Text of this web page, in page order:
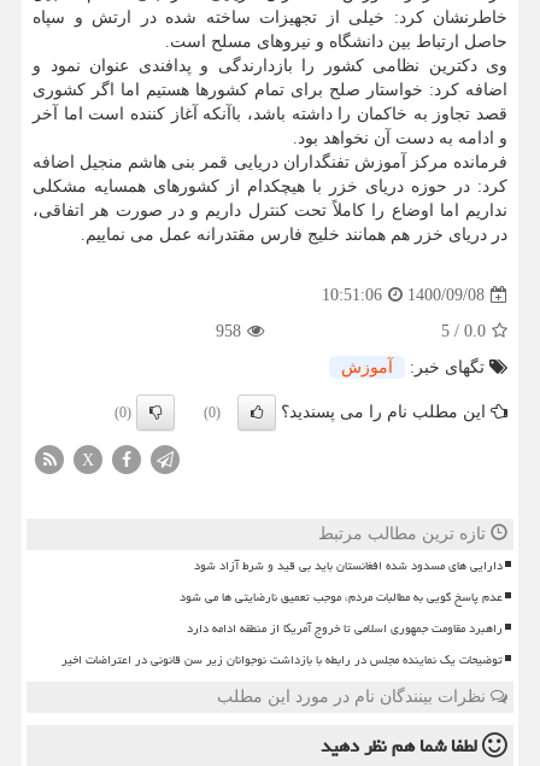
خاطرنشان کرد: خیلی از تجهیزات ساخته شده در ارتش و سپاه
حاصل ارتباط بین دانشگاه و نیروهای مسلح است.
وی دکترین نظامی کشور را بازدارندگی و پدافندی عنوان نمود و
اضافه کرد: خواستار صلح برای تمام کشورها هستیم اما اگر کشوری
قصد تجاوز به خاکمان را داشته باشد، باآنکه آغاز کننده است اما آخر
و ادامه به دست آن نخواهد بود.
فرمانده مرکز آموزش تفنگداران دریایی قمر بنی هاشم منجیل اضافه
کرد: در حوزه دریای خزر با هیچکدام از کشورهای همسایه مشکلی
نداریم اما اوضاع را کاملاً تحت کنترل داریم و در صورت هر اتفاقی،
در دریای خزر هم همانند خلیج فارس مقتدرانه عمل می نماییم.
1400/09/08
10:51:06
0.0
/
5
958
تگهای خبر:
آموزش
این مطلب نام را می پسندید؟ (0)
(0)
X
تازه ترین مطالب مرتبط
دارایی های مسدود شده افغانستان باید بی قید و شرط آزاد شود
عدم پاسخ گویی به مطالبات مردم، موجب تعمیق نارضایتی ها می شود
راهبرد مقاومت جمهوری اسلامی تا خروج آمریکا از منطقه ادامه دارد
توضیحات یک نماینده مجلس در رابطه با بازداشت نوجوانان زیر سن قانونی در اعتراضات اخیر
نظرات بینندگان نام در مورد این مطلب
لطفا شما همنظر دهید